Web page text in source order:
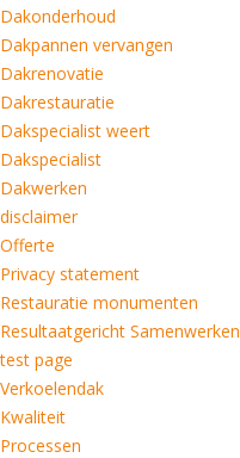
Dakonderhoud
Dakpannen vervangen
Dakrenovatie
Dakrestauratie
Dakspecialist weert
Dakspecialist
Dakwerken
disclaimer
Offerte
Privacy statement
Restauratie monumenten
Resultaatgericht Samenwerken
test page
Verkoelendak
Kwaliteit
Processen